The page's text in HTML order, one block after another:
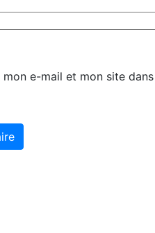
mon e-mail et mon site